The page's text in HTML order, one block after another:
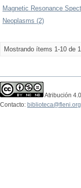
Magnetic Resonance
Neoplasms (2)
Mostrando ítems 1-10 de
Atribución
Contacto: